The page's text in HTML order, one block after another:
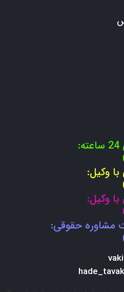
وکیل:
وکیل:
مشاوره حقوقی: